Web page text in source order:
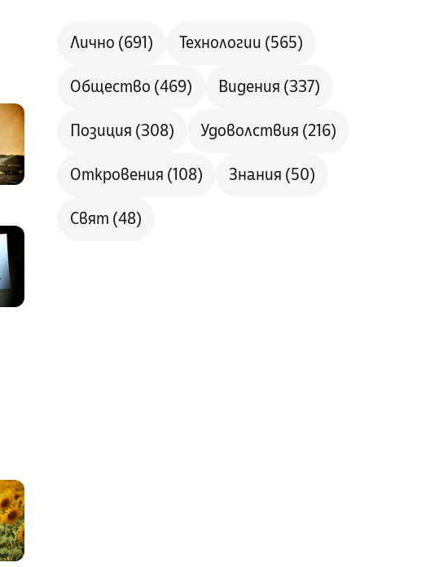
Лично (691) Технологии (565)
Общество (469) Видения (337)
Позиция (308) Удоволствия (216)
Откровения (108) Знания (50)
Свят (48)